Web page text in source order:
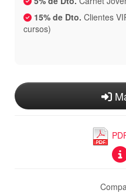
15% de Dto. Clientes
cursos)